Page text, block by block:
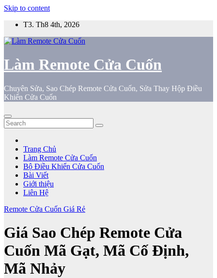
Skip to content
T3. Th8 4th, 2026
Làm Remote Cửa Cuốn
Chuyên Sửa, Sao Chép Remote Cửa Cuốn, Sửa Thay Hộp Điều
Khiển Cửa Cuốn
Trang Chủ
Làm Remote Cửa Cuốn
Bộ Điều Khiển Cửa Cuốn
Bài Viết
Giới thiệu
Liên Hệ
Remote Cửa Cuốn Giá Rẻ
Giá Sao Chép Remote Cửa
Cuốn Mã Gạt, Mã Cố Định,
Mã Nhảy